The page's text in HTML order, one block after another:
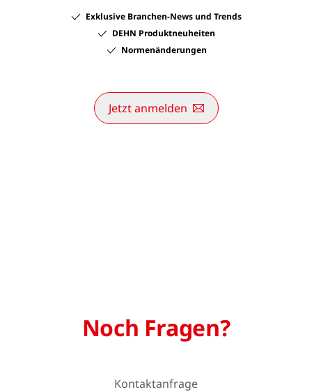
Exklusive Branchen-News und Trends
DEHN Produktneuheiten
Normenänderungen
Jetzt anmelden
Noch Fragen?
Kontaktanfrage